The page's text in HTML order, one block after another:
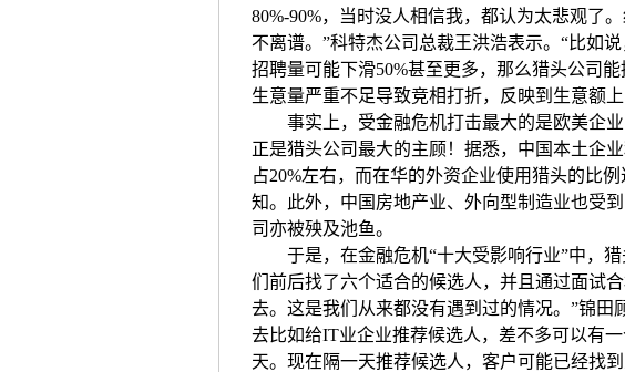
80%-90%，当时没人相信我，都认为太悲观了
不离谱。”科特杰公司总裁王洪浩表示。“比如
招聘量可能下滑50%甚至更多，那么猎头公司
生意量严重不足导致竞相打折，反映到生意额
事实上，受金融危机打击最大的是欧美企业
正是猎头公司最大的主顾！据悉，中国本土企
占20%左右，而在华的外资企业使用猎头的比
知。此外，中国房地产业、外向型制造业也受
司亦被殃及池鱼。
于是，在金融危机“十大受影响行业”中，猎
们前后找了六个适合的候选人，并且通过面试
去。这是我们从来都没有遇到过的情况。”锦田
去比如给IT业企业推荐候选人，差不多可以有
天。现在隔一天推荐候选人，客户可能已经找